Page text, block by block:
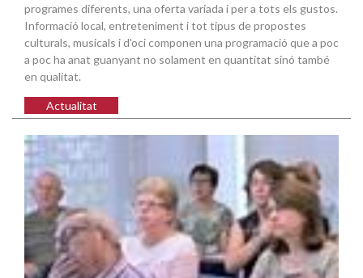
programes diferents, una oferta variada i per a tots els gustos.
Informació local, entreteniment i tot tipus de propostes
culturals, musicals i d'oci componen una programació que a poc
a poc ha anat guanyant no solament en quantitat sinó també
en qualitat.
Actualitat